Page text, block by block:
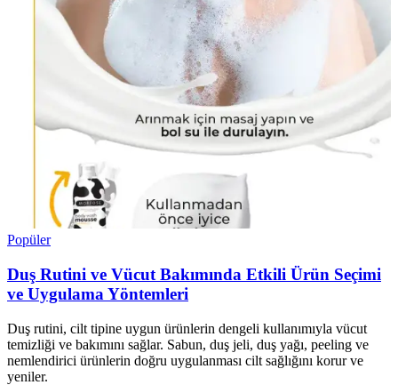
Popüler
Duş Rutini ve Vücut Bakımında Etkili Ürün Seçimi
ve Uygulama Yöntemleri
Duş rutini, cilt tipine uygun ürünlerin dengeli kullanımıyla vücut
temizliği ve bakımını sağlar. Sabun, duş jeli, duş yağı, peeling ve
nemlendirici ürünlerin doğru uygulanması cilt sağlığını korur ve
yeniler.